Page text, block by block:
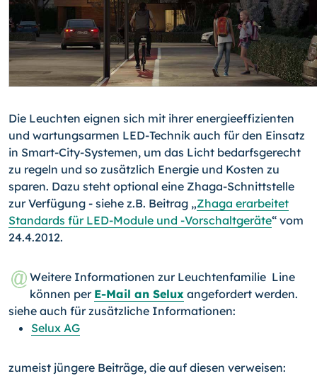
Die Leuchten eignen sich mit ihrer energieeffizienten
und wartungsarmen LED-Technik auch für den Einsatz
in Smart-City-Systemen, um das Licht bedarfsgerecht
zu regeln und so zusätzlich Energie und Kosten zu
sparen. Dazu steht optional eine Zhaga-Schnittstelle
zur Verfügung - siehe z.B. Beitrag „Zhaga erarbeitet
Standards für LED-Module und -Vorschaltgeräte“ vom
24.4.2012.
Weitere Informationen zur Leuchtenfamilie Line
können per E-Mail an Selux angefordert werden.
siehe auch für zusätzliche Informationen:
Selux AG
zumeist jüngere Beiträge, die auf diesen verweisen: